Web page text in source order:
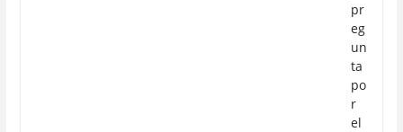
pr
eg
un
ta
po
r
el